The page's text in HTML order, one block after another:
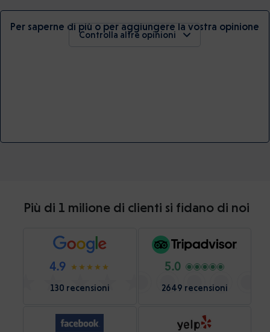
Per saperne di più o per aggiungere la vostra opinione
Controlla altre opinioni
Più di 1 milione di clienti si fidano di noi
4.9
130 recensioni
5.0
2649 recensioni